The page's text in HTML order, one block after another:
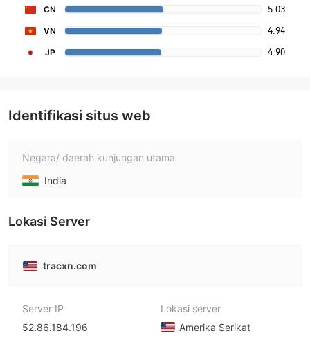
CN 5.03
VN 4.94
JP 4.90
Identifikasi situs web
Negara/ daerah kunjungan utama
India
Lokasi Server
tracxn.com
Server IP
52.86.184.196
Lokasi server
Amerika Serikat